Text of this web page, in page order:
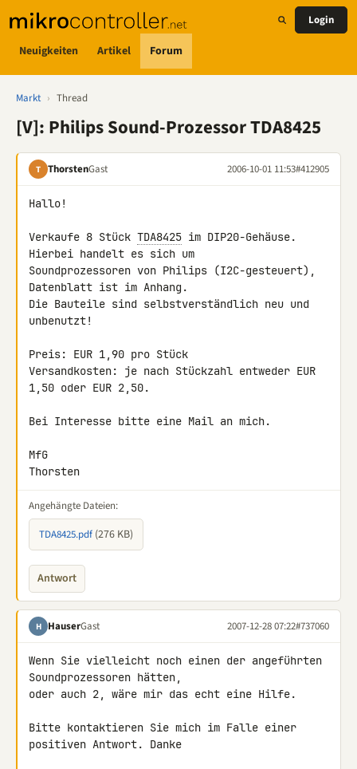
Neuigkeiten Artikel Forum
Login
Markt › Thread
[V]: Philips Sound-Prozessor TDA8425
T ThorstenGast 2006-10-01 11:53#412905
Hallo!
Verkaufe 8 Stück TDA8425 im DIP20-Gehäuse.
Hierbei handelt es sich um
Soundprozessoren von Philips (I2C-gesteuert),
Datenblatt ist im Anhang.
Die Bauteile sind selbstverständlich neu und
unbenutzt!
Preis: EUR 1,90 pro Stück
Versandkosten: je nach Stückzahl entweder EUR
1,50 oder EUR 2,50.
Bei Interesse bitte eine Mail an mich.
MfG
Thorsten
Angehängte Dateien:
TDA8425.pdf (276 KB)
Antwort
H HauserGast 2007-12-28 07:22#737060
Wenn Sie vielleicht noch einen der angeführten
Soundprozessoren hätten,
oder auch 2, wäre mir das echt eine Hilfe.
Bitte kontaktieren Sie mich im Falle einer
positiven Antwort. Danke